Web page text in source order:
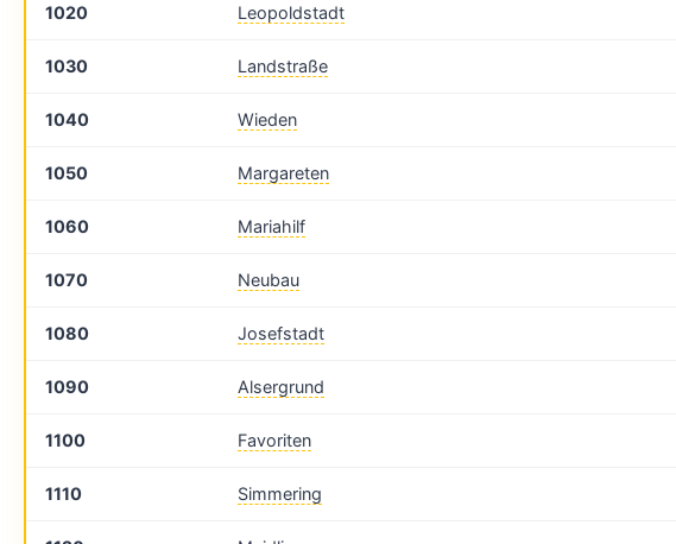
1020 Leopoldstadt
1030 Landstraße
1040 Wieden
1050 Margareten
1060 Mariahilf
1070 Neubau
1080 Josefstadt
1090 Alsergrund
1100 Favoriten
1110 Simmering